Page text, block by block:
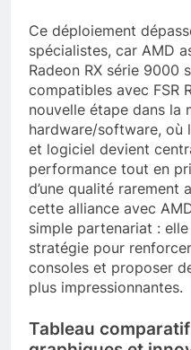
Ce déploiement
spécialistes, car AMD
Radeon RX série 9000
compatibles avec FSR
nouvelle étape dans la
hardware/software, où
et logiciel devient
performance tout en
d’une qualité rarement
cette alliance avec
simple partenariat :
stratégie pour
consoles et proposer
plus impressionnantes.
Tableau